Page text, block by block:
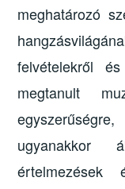
meghatározó
felvételekről
megtanult
ugyanakkor